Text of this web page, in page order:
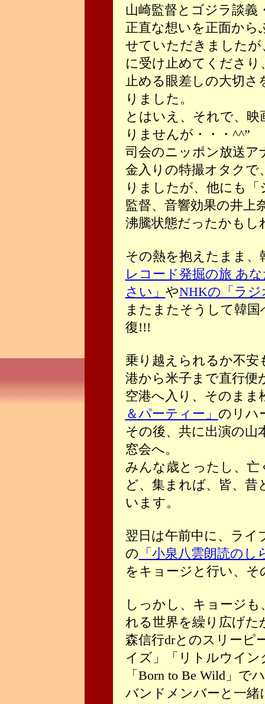
山崎監督とゴジラ談義
正直な想いを正面か
せていただきましたが
に受け止めてくださ
止める眼差しの大切
りました。
とはいえ、それで、
りませんが・・・^^”
司会のニッポン放送ア
金入りの特撮オタク
りましたが、他にも
監督、音響効果の井上
沸騰状態だったかもし
その熱を抱えたまま、
レコード発掘の旅 あ
さい」 やNHKの「ラジ
またまたそうして韓
復!!!
乗り越えられるか不
港から米子まで直行便
空港へ入り、そのまま
＆パーティー」 のリハ
その後、共に出演の山
窓会へ。
みんな歳とったし、
ど、集まれば、皆、
います。
翌日は午前中に、ライ
の 「小泉八雲朗読の
をキョージと行い、
しっかし、キョージ
れる世界を繰り広げた
森信行drとのスリーピ
イズ」「リトルウイ
「Born to Be Wild」
バンドメンバーと一緒